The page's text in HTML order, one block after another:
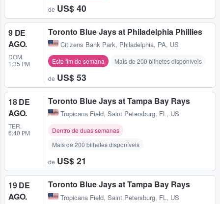
de US$ 40
9 DE
AGO.
DOM.
1:35 PM
Toronto Blue Jays at Philadelphia Phillies
Citizens Bank Park, Philadelphia, PA, US
Este fim de semana Mais de 200 bilhetes disponíveis
de US$ 53
18 DE
AGO.
TER.
6:40 PM
Toronto Blue Jays at Tampa Bay Rays
Tropicana Field, Saint Petersburg, FL, US
Dentro de duas semanas
Mais de 200 bilhetes disponíveis
de US$ 21
19 DE
AGO.
Toronto Blue Jays at Tampa Bay Rays
Tropicana Field, Saint Petersburg, FL, US